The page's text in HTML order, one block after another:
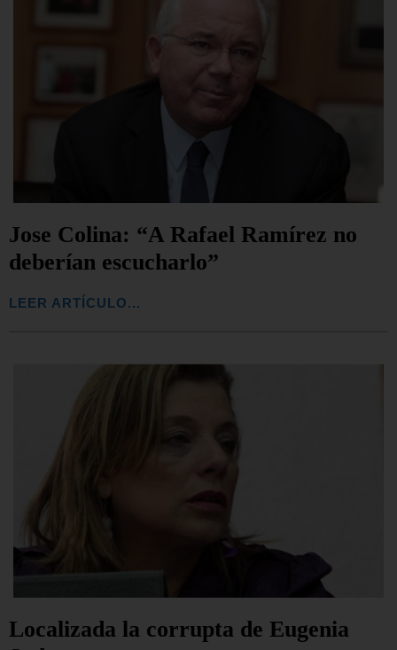
Jose Colina: “A Rafael Ramírez no
deberían escucharlo”
LEER ARTÍCULO...
Localizada la corrupta de Eugenia